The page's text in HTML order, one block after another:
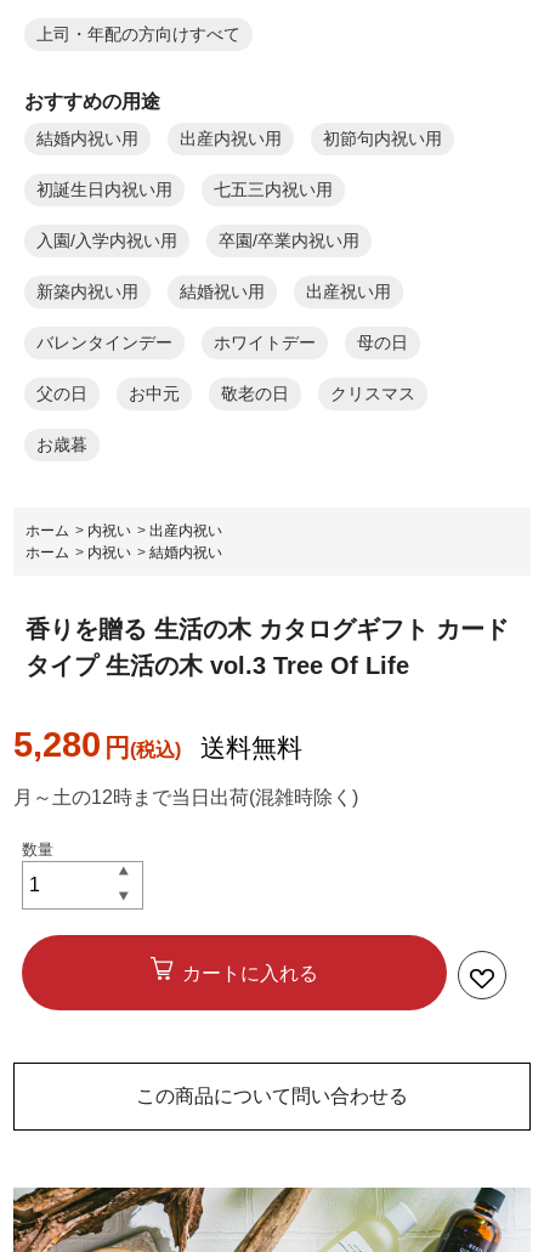
香りを贈る 生活の木 カタログギフト カード
タイプ 生活の木 vol.3 Tree Of Life
5,280 円 送料無料
月～土の12時まで当日出荷(混雑時除く)
カートに入れる
この商品について問い合わせる
上司・年配の方向けすべて
おすすめの用途
結婚内祝い用 出産内祝い用 初節句内祝い用
初誕生日内祝い用 七五三内祝い用
入園/入学内祝い用 卒園/卒業内祝い用
新築内祝い用 結婚祝い用 出産祝い用
バレンタインデー ホワイトデー 母の日
父の日 お中元 敬老の日 クリスマス
お歳暮
ホーム > 内祝い >出産内祝い
ホーム > 内祝い >結婚内祝い